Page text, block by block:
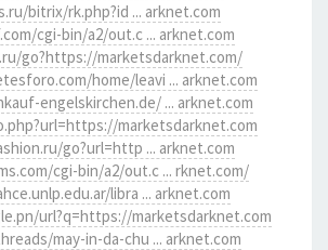
bitrix/rk.php?id ... arknet.com
cgi-bin/a2/out.c ... arknet.com
go?https://marketsdarknet.com/
home/leavi ... arknet.com
engelskirchen.de/ ... arknet.com
marketsdarknet.com
go?url=http ... arknet.com
cgi-bin/a2/out.c ... rknet.com/
libra ... arknet.com
url?q=https://marketsdarknet.com
may-in-da-chu ... arknet.com